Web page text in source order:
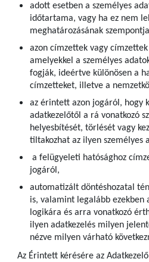
adott esetben a személyes
időtartama, vagy ha ez nem
meghatározásának
azon címzettek vagy
amelyekkel a személyes
fogják, ideértve különösen a
címzetteket, illetve a
az érintett azon jogáról, hogy
adatkezelőtől a rá vonatkozó
helyesbítését, törlését vagy
tiltakozhat az ilyen személyes
a felügyeleti hatósághoz
jogáról,
automatizált döntéshozatal
is, valamint legalább ezekben
logikára és arra vonatkozó
ilyen adatkezelés milyen
nézve milyen várható
Az Érintett kérésére az